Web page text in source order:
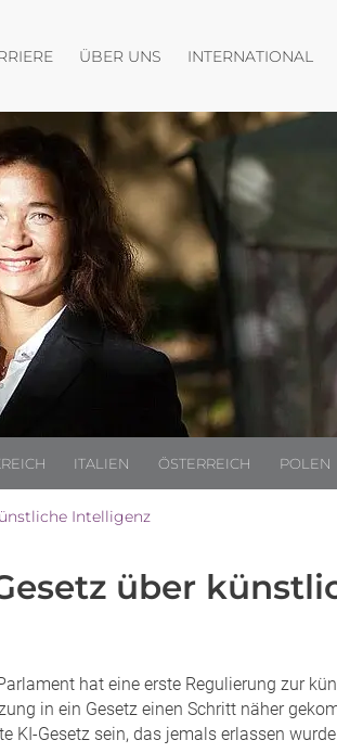
ÜBER UNS Menü öffnen
INTERNATIONAL
ITALIEN ÖSTERREICH POLEN
Intelligenz
über
hat eine erste Regulierung zur
in ein Gesetz einen Schritt näher
KI-Gesetz sein, das jemals erlassen